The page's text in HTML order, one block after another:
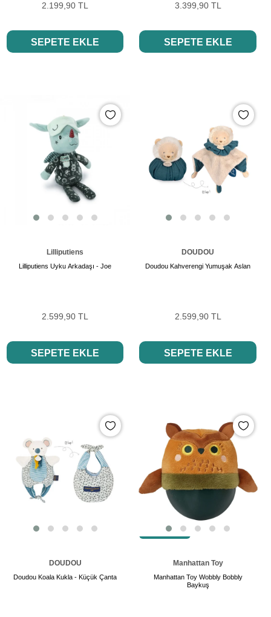
2.199,90 TL
SEPETE EKLE
3.399,90 TL
SEPETE EKLE
Lilliputiens
Lilliputiens Uyku Arkadaşı - Joe
2.599,90 TL
SEPETE EKLE
DOUDOU
Doudou Kahverengi Yumuşak Aslan
2.599,90 TL
SEPETE EKLE
DOUDOU
Doudou Koala Kukla - Küçük Çanta
Manhattan Toy
Manhattan Toy Wobbly Bobbly
Baykuş
SON ÜRÜN